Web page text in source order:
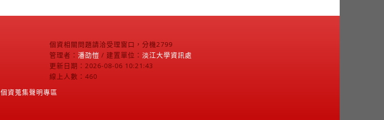
個資相關問題請洽受理窗口，分機2799
管理者： 潘劭愷 / 建置單位： 淡江大學資訊處
更新日期：2026-08-06 10:21:43
線上人數：460
個資蒐集聲明專區